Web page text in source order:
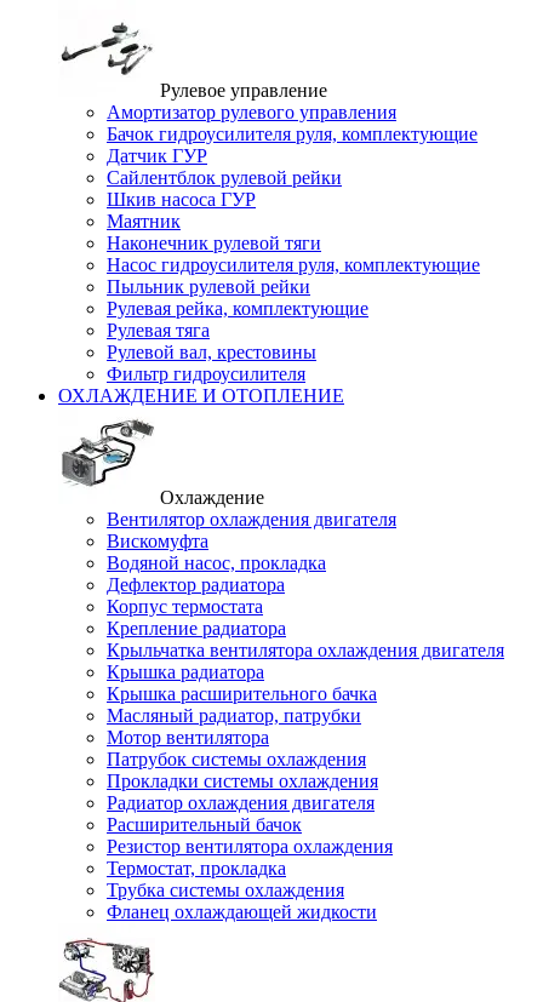
Рулевое управление
Амортизатор рулевого управления
Бачок гидроусилителя руля, комплектующие
Датчик ГУР
Сайлентблок рулевой рейки
Шкив насоса ГУР
Маятник
Наконечник рулевой тяги
Насос гидроусилителя руля, комплектующие
Пыльник рулевой рейки
Рулевая рейка, комплектующие
Рулевая тяга
Рулевой вал, крестовины
Фильтр гидроусилителя
ОХЛАЖДЕНИЕ И ОТОПЛЕНИЕ
Охлаждение
Вентилятор охлаждения двигателя
Вискомуфта
Водяной насос, прокладка
Дефлектор радиатора
Корпус термостата
Крепление радиатора
Крыльчатка вентилятора охлаждения двигателя
Крышка радиатора
Крышка расширительного бачка
Масляный радиатор, патрубки
Мотор вентилятора
Патрубок системы охлаждения
Прокладки системы охлаждения
Радиатор охлаждения двигателя
Расширительный бачок
Резистор вентилятора охлаждения
Термостат, прокладка
Трубка системы охлаждения
Фланец охлаждающей жидкости